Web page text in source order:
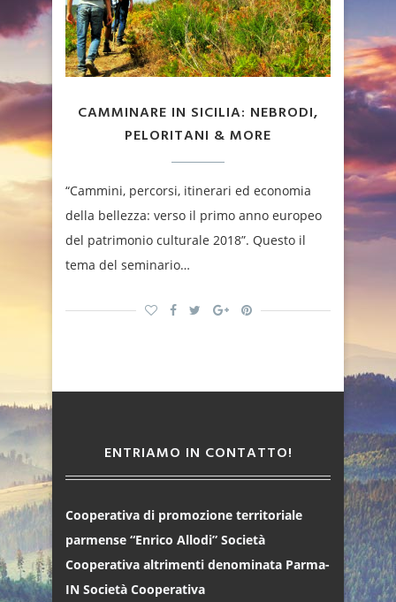
CAMMINARE IN SICILIA: NEBRODI,
PELORITANI & MORE
“Cammini, percorsi, itinerari ed economia
della bellezza: verso il primo anno europeo
del patrimonio culturale 2018”. Questo il
tema del seminario…
ENTRIAMO IN CONTATTO!
Cooperativa di promozione territoriale
parmense “Enrico Allodi” Società
Cooperativa altrimenti denominata Parma-
IN Società Cooperativa